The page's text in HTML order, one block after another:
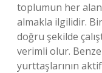
toplumun her
almakla ilgilidir.
doğru şekilde
verimli olur.
yurttaşlarının